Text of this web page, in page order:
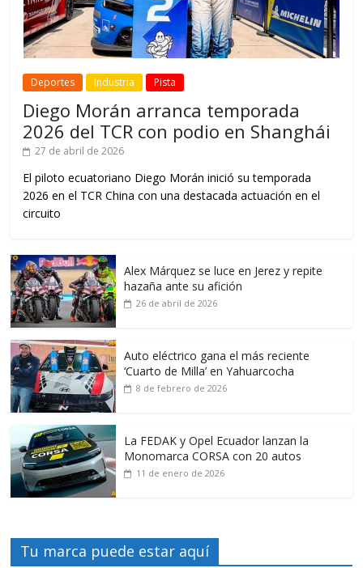
Deportes Industria Pista
Diego Morán arranca temporada
2026 del TCR con podio en Shanghái
27 de abril de 2026
El piloto ecuatoriano Diego Morán inició su temporada
2026 en el TCR China con una destacada actuación en el
circuito
Alex Márquez se luce en Jerez y repite
hazaña ante su afición
26 de abril de 2026
Auto eléctrico gana el más reciente
‘Cuarto de Milla’ en Yahuarcocha
8 de febrero de 2026
La FEDAK y Opel Ecuador lanzan la
Monomarca CORSA con 20 autos
11 de enero de 2026
Tu marca puede estar aquí